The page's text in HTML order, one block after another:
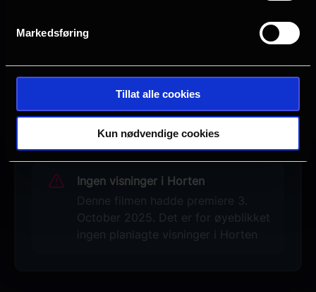
Markedsføring
Tillat alle cookies
Kun nødvendige cookies
Se galleri
Ingen visninger i Horten
Denne filmen hadde premiere 3.
October 2025. Det er for øyeblikket
ingen planlagte visninger i Horten